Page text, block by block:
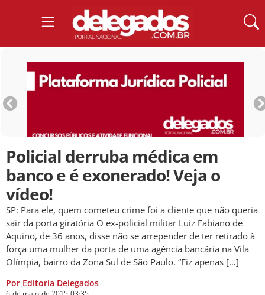
Policial derruba médica em
banco e é exonerado! Veja o
vídeo!
SP: Para ele, quem cometeu crime foi a cliente que não queria
sair da porta giratória O ex-policial militar Luiz Fabiano de
Aquino, de 36 anos, disse não se arrepender de ter retirado à
força uma mulher da porta de uma agência bancária na Vila
Olímpia, bairro da Zona Sul de São Paulo. “Fiz apenas […]
Por Editoria Delegados